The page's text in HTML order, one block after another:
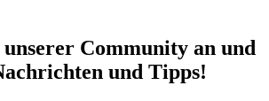
unserer Community an und
und Tipps!